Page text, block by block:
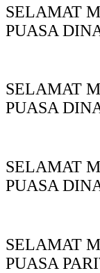
SELAMAT
PUASA
SELAMAT
PUASA
SELAMAT
PUASA
SELAMAT
PUASA